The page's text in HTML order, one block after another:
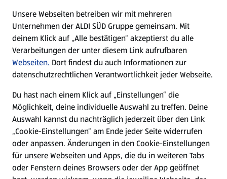
Nachhaltigkeit
Karriere
Presse
Hilfe & Kontakt
(öffnet in einem neuen Tab)
Unternehmen
Unsere Webseiten betreiben wir mit mehreren
Unternehmen der ALDI SÜD Gruppe gemeinsam. Mit
deinem Klick auf „Alle bestätigen“ akzeptierst du alle
Verarbeitungen der unter diesem Link aufrufbaren
Webseiten. Dort findest du auch Informationen zur
datenschutzrechtlichen Verantwortlichkeit jeder Webseite.
Du hast nach einem Klick auf „Einstellungen“ die
Möglichkeit, deine individuelle Auswahl zu treffen. Deine
Auswahl kannst du nachträglich jederzeit über den Link
„Cookie-Einstellungen“ am Ende jeder Seite widerrufen
oder anpassen. Änderungen in den Cookie-Einstellungen
für unsere Webseiten und Apps, die du in weiteren Tabs
oder Fenstern deines Browsers oder der App geöffnet